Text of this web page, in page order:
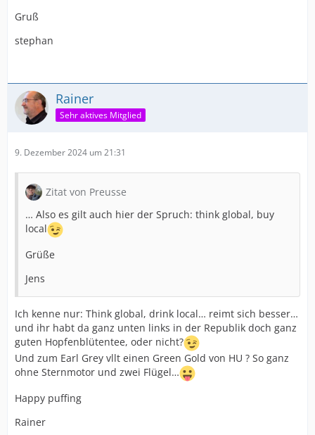
Gruß
stephan
Rainer
Sehr aktives Mitglied
9. Dezember 2024 um 21:31
Zitat von Preusse
… Also es gilt auch hier der Spruch: think global, buy
local
Grüße
Jens
Ich kenne nur: Think global, drink local… reimt sich besser…
und ihr habt da ganz unten links in der Republik doch ganz
guten Hopfenblütentee, oder nicht?
Und zum Earl Grey vllt einen Green Gold von HU ? So ganz
ohne Sternmotor und zwei Flügel…
Happy puffing
Rainer